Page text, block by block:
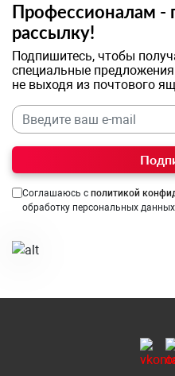
Профессионалам -
рассылку!
Подпишитесь, чтобы
специальные
не выходя из почтового
Соглашаюсь с политикой
обработку персональных данных